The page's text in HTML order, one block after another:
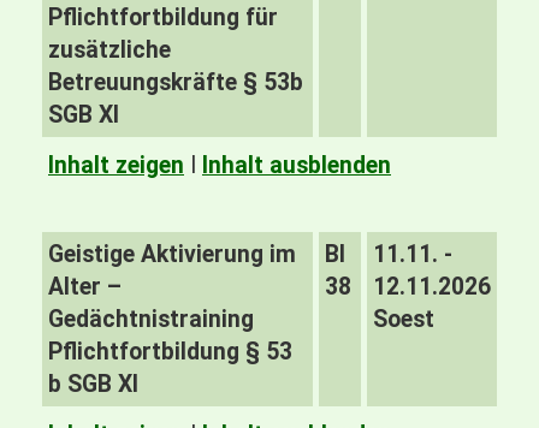
Pflichtfortbildung für
zusätzliche
Betreuungskräfte § 53b
SGB XI
Inhalt zeigen Inhalt ausblenden
Geistige Aktivierung im
Alter –
Gedächtnistraining
Pflichtfortbildung § 53
b SGB XI
BI
38
11.11. -
12.11.2026
Soest